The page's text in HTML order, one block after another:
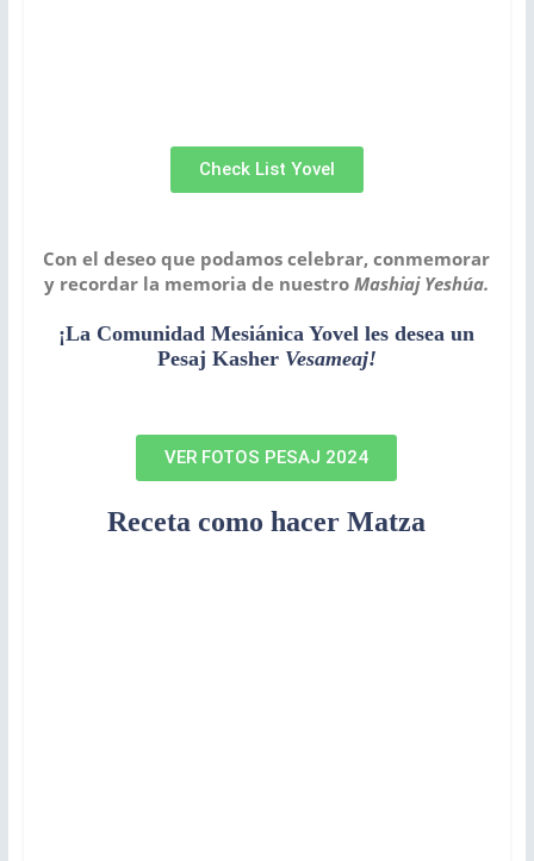
Check List Yovel
Con el deseo que podamos celebrar, conmemorar
y recordar la memoria de nuestroMashiaj Yeshúa.
¡La Comunidad Mesiánica Yovel les desea un
Pesaj KasherVesameaj!
VER FOTOS PESAJ 2024
Receta como hacer Matza